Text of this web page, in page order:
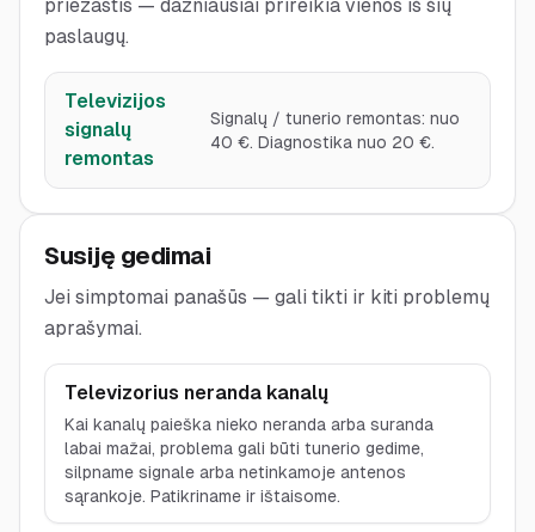
priežastis — dažniausiai prireikia vienos iš šių
paslaugų.
Televizijos
signalų
remontas
Signalų / tunerio remontas: nuo
40 €. Diagnostika nuo 20 €.
Susiję gedimai
Jei simptomai panašūs — gali tikti ir kiti problemų
aprašymai.
Televizorius neranda kanalų
Kai kanalų paieška nieko neranda arba suranda
labai mažai, problema gali būti tunerio gedime,
silpname signale arba netinkamoje antenos
sąrankoje. Patikriname ir ištaisome.